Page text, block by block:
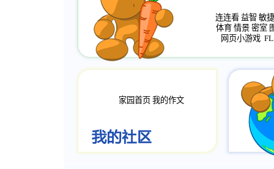
连连看 益智 敏捷
体育 情景 密室
网页小游戏
家园首页 我的作文